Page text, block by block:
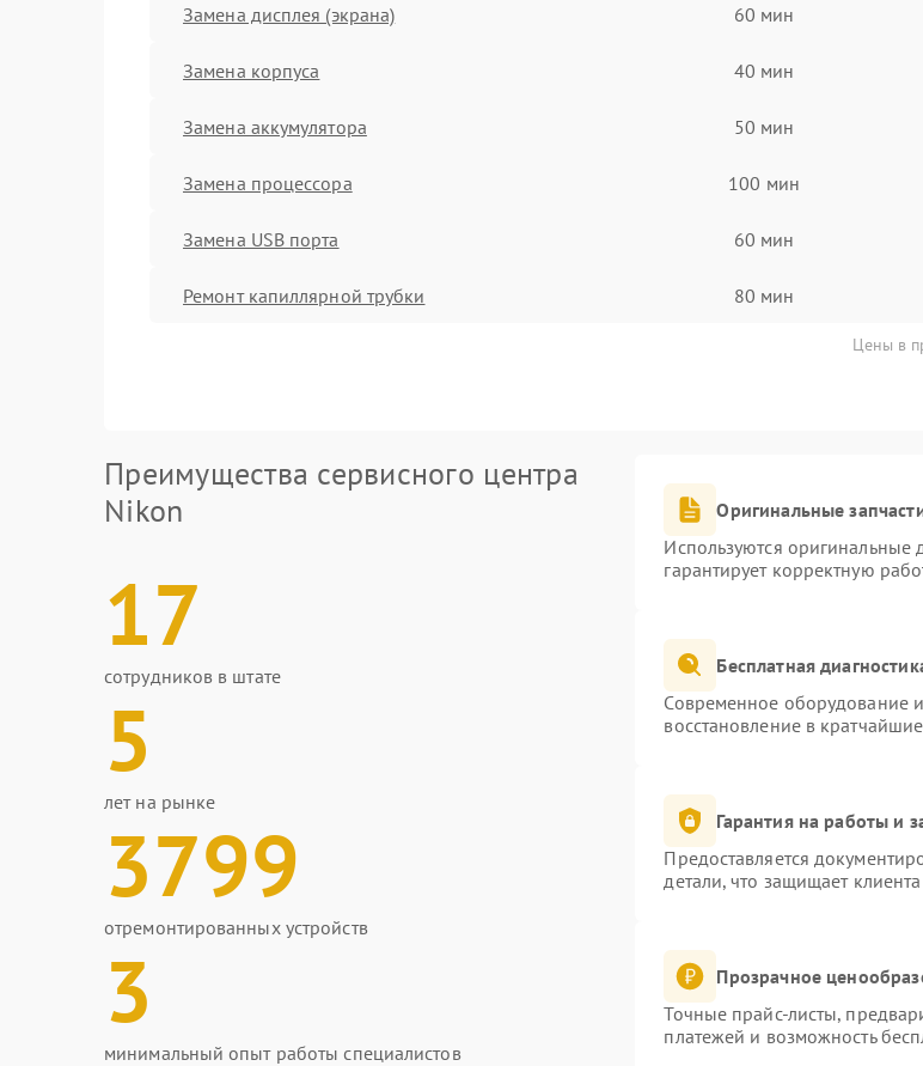
Замена дисплея (экрана) 60 мин
Замена корпуса 40 мин
Замена аккумулятора 50 мин
Замена процессора 100 мин
Замена USB порта 60 мин
Ремонт капиллярной трубки 80 мин
Цены в
Преимущества сервисного центра
Nikon
17
сотрудников в штате
5
лет на рынке
3799
отремонтированных устройств
3
минимальный опыт работы специалистов
Оригинальные
Используются
гарантирует корректную
Бесплатная
Современное оборудование
восстановление в
Гарантия на работы и
Предоставляется
детали, что защищает
Прозрачное
Точные прайс-листы,
платежей и возможность